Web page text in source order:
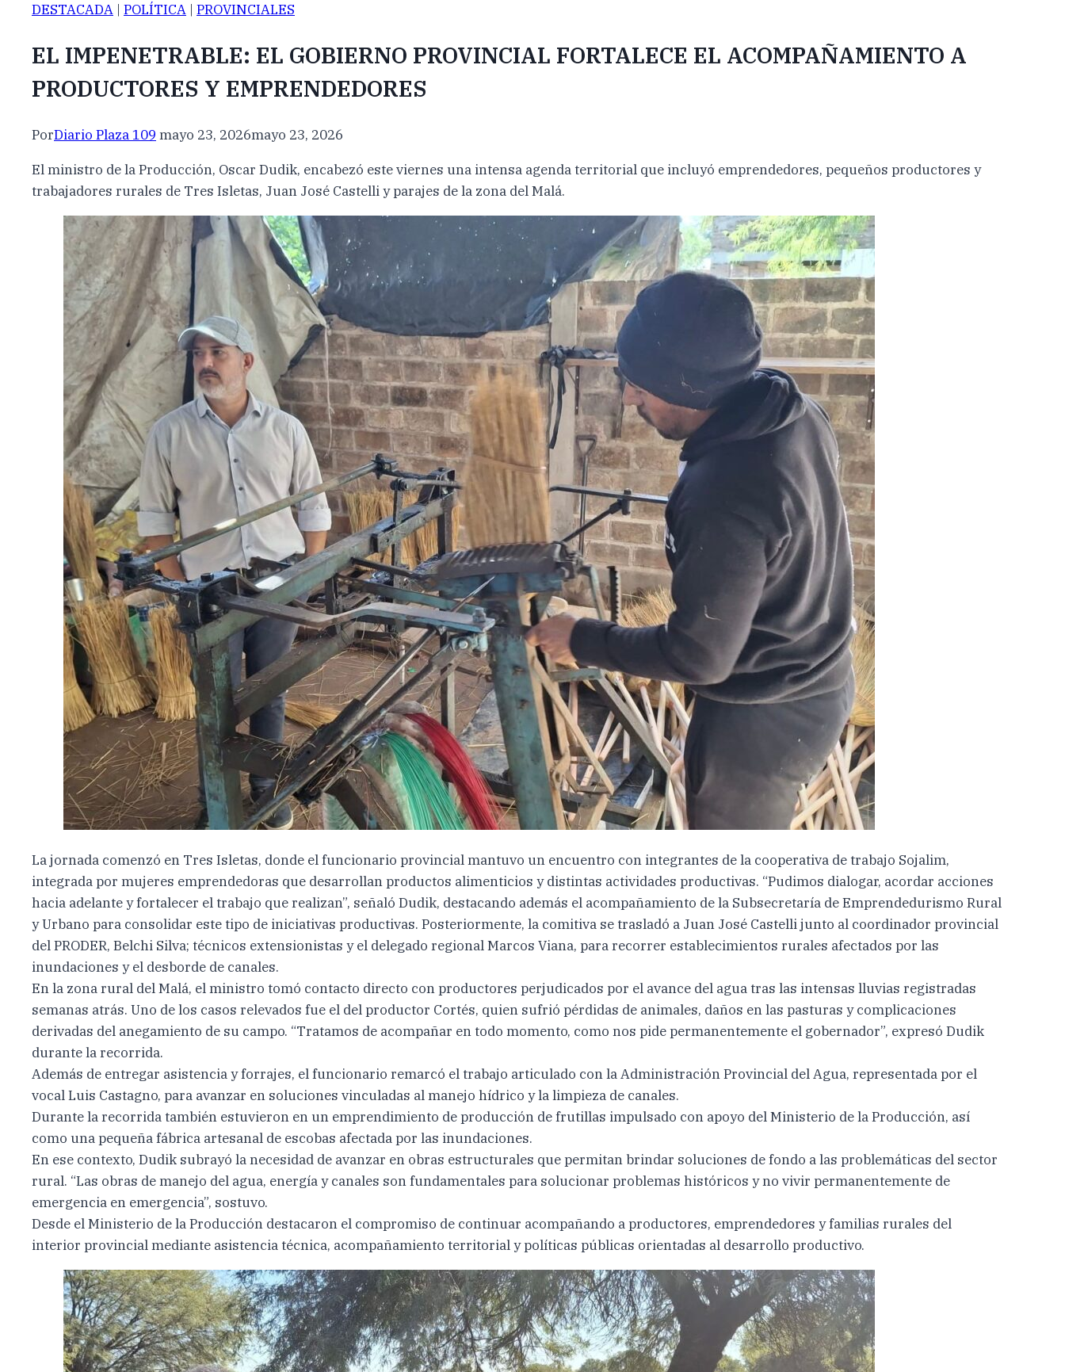
DESTACADA | POLÍTICA | PROVINCIALES
EL IMPENETRABLE: EL GOBIERNO PROVINCIAL FORTALECE EL ACOMPAÑAMIENTO A
PRODUCTORES Y EMPRENDEDORES
PorDiario Plaza 109 mayo 23, 2026mayo 23, 2026
El ministro de la Producción, Oscar Dudik, encabezó este viernes una intensa agenda territorial que incluyó emprendedores, pequeños productores y
trabajadores rurales de Tres Isletas, Juan José Castelli y parajes de la zona del Malá.
La jornada comenzó en Tres Isletas, donde el funcionario provincial mantuvo un encuentro con integrantes de la cooperativa de trabajo Sojalim,
integrada por mujeres emprendedoras que desarrollan productos alimenticios y distintas actividades productivas. “Pudimos dialogar, acordar acciones
hacia adelante y fortalecer el trabajo que realizan”, señaló Dudik, destacando además el acompañamiento de la Subsecretaría de Emprendedurismo Rural
y Urbano para consolidar este tipo de iniciativas productivas. Posteriormente, la comitiva se trasladó a Juan José Castelli junto al coordinador provincial
del PRODER, Belchi Silva; técnicos extensionistas y el delegado regional Marcos Viana, para recorrer establecimientos rurales afectados por las
inundaciones y el desborde de canales.
En la zona rural del Malá, el ministro tomó contacto directo con productores perjudicados por el avance del agua tras las intensas lluvias registradas
semanas atrás. Uno de los casos relevados fue el del productor Cortés, quien sufrió pérdidas de animales, daños en las pasturas y complicaciones
derivadas del anegamiento de su campo. “Tratamos de acompañar en todo momento, como nos pide permanentemente el gobernador”, expresó Dudik
durante la recorrida.
Además de entregar asistencia y forrajes, el funcionario remarcó el trabajo articulado con la Administración Provincial del Agua, representada por el
vocal Luis Castagno, para avanzar en soluciones vinculadas al manejo hídrico y la limpieza de canales.
Durante la recorrida también estuvieron en un emprendimiento de producción de frutillas impulsado con apoyo del Ministerio de la Producción, así
como una pequeña fábrica artesanal de escobas afectada por las inundaciones.
En ese contexto, Dudik subrayó la necesidad de avanzar en obras estructurales que permitan brindar soluciones de fondo a las problemáticas del sector
rural. “Las obras de manejo del agua, energía y canales son fundamentales para solucionar problemas históricos y no vivir permanentemente de
emergencia en emergencia”, sostuvo.
Desde el Ministerio de la Producción destacaron el compromiso de continuar acompañando a productores, emprendedores y familias rurales del
interior provincial mediante asistencia técnica, acompañamiento territorial y políticas públicas orientadas al desarrollo productivo.